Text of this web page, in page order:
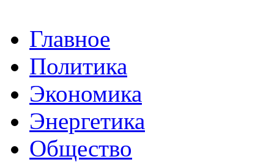
Главное
Политика
Экономика
Энергетика
Общество